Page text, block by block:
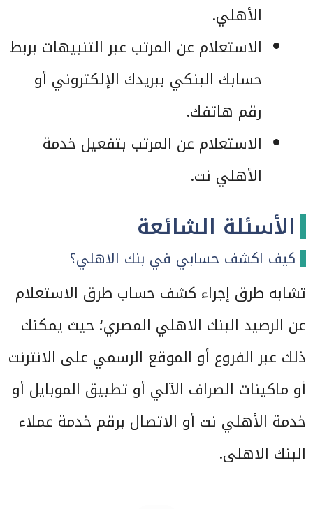
الأهلي.
الاستعلام عن المرتب عبر التنبيهات بربط
حسابك البنكي ببريدك الإلكتروني أو
رقم هاتفك.
الاستعلام عن المرتب بتفعيل خدمة
الأهلي نت.
الأسئلة الشائعة
كيف اكشف حسابي في بنك الاهلي؟
تشابه طرق إجراء كشف حساب طرق الاستعلام
عن الرصيد البنك الاهلي المصري؛ حيث يمكنك
ذلك عبر الفروع أو الموقع الرسمي على الانترنت
أو ماكينات الصراف الآلي أو تطبيق الموبايل أو
خدمة الأهلي نت أو الاتصال برقم خدمة عملاء
البنك الاهلى.